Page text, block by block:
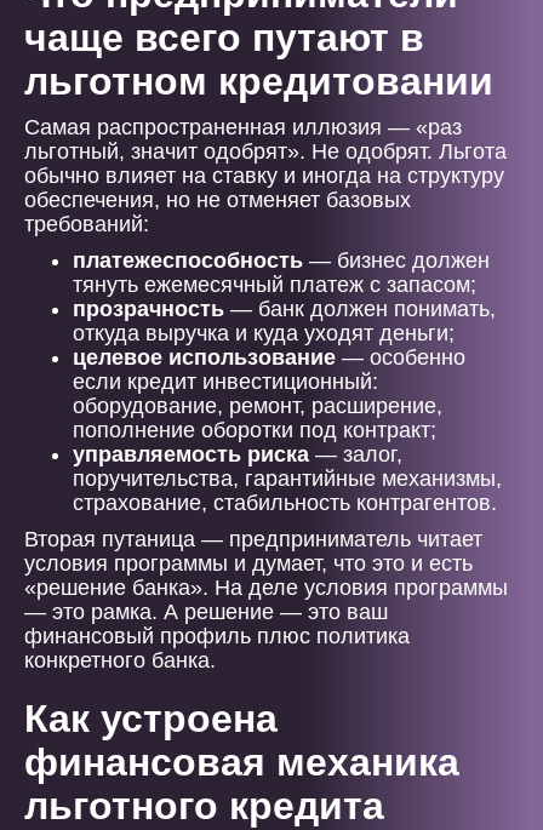
чаще всего путают в
льготном кредитовании
Самая распространенная иллюзия — «раз
льготный, значит одобрят». Не одобрят. Льгота
обычно влияет на ставку и иногда на структуру
обеспечения, но не отменяет базовых
требований:
платежеспособность — бизнес должен
тянуть ежемесячный платеж с запасом;
прозрачность — банк должен понимать,
откуда выручка и куда уходят деньги;
целевое использование — особенно
если кредит инвестиционный:
оборудование, ремонт, расширение,
пополнение оборотки под контракт;
управляемость риска — залог,
поручительства, гарантийные механизмы,
страхование, стабильность контрагентов.
Вторая путаница — предприниматель читает
условия программы и думает, что это и есть
«решение банка». На деле условия программы
— это рамка. А решение — это ваш
финансовый профиль плюс политика
конкретного банка.
Как устроена
финансовая механика
льготного кредита